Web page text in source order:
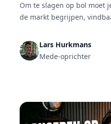
Om te slagen op bol moet
de markt begrijpen,
volgen, reviews benutten,
berekenen en je processen
marktplaats, dus je
Lars Hurkmans
Mede-oprichter